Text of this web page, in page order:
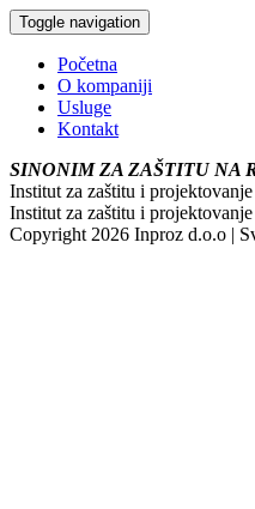
Toggle navigation
Početna
O kompaniji
Usluge
Kontakt
SINONIM ZA ZAŠTITU NA
Institut za zaštitu i
Institut za zaštitu i
Copyright 2026 Inproz d.o.o |